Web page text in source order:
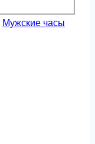
Мужские часы